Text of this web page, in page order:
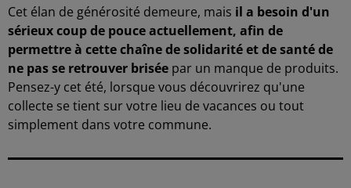
Cet élan de générosité demeure, mais il a besoin d'un
sérieux coup de pouce actuellement, afin de
permettre à cette chaîne de solidarité et de santé de
ne pas se retrouver brisée par un manque de produits.
Pensez-y cet été, lorsque vous découvrirez qu'une
collecte se tient sur votre lieu de vacances ou tout
simplement dans votre commune.